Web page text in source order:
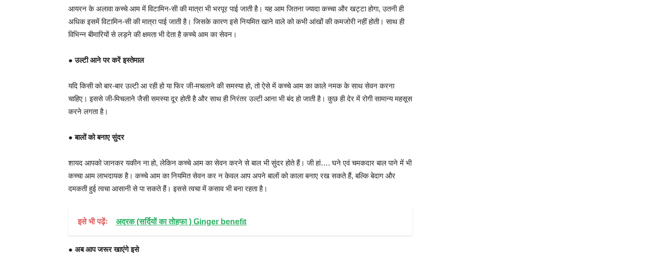
आयरन के अलावा कच्चे आम में विटामिन-सी की मात्रा भी भरपूर पाई जाती है। यह आम जितना ज्यादा कच्चा और खट्टा होगा, उतनी ही
अधिक इसमें विटामिन-सी की मात्रा पाई जाती है। जिसके कारण इसे नियमित खाने वाले को कभी आंखों की कमजोरी नहीं होती। साथ ही
विभिन्न बीमारियों से लड़ने की क्षमता भी देता है कच्चे आम का सेवन।
●उल्टी आने पर करें इस्तेमाल
यदि किसी को बार-बार उल्टी आ रही हो या फिर जी-मचलाने की समस्या हो, तो ऐसे में कच्चे आम का काले नमक के साथ सेवन करना
चाहिए। इससे जी-मिचलाने जैसी समस्या दूर होती है और साथ ही निरंतर उल्टी आना भी बंद हो जाती है। कुछ ही देर में रोगी सामान्य महसूस
करने लगता है।
●बालों को बनाए सुंदर
शायद आपको जानकर यकीन ना हो, लेकिन कच्चे आम का सेवन करने से बाल भी सुंदर होते हैं। जी हां…. घने एवं चमकदार बाल पाने में भी
कच्चा आम लाभदायक है। कच्चे आम का नियमित सेवन कर न केवल आप अपने बालों को काला बनाए रख सकते हैं, बल्कि बेदाग और
दमकती हुई त्वचा आसानी से पा सकते हैं। इससे त्वचा में कसाव भी बना रहता है।
इसे भी पढ़ेंः अदरक (सर्दियों का तोहफा ) Ginger benefit
● अब आप जरूर खाएंगे इसे